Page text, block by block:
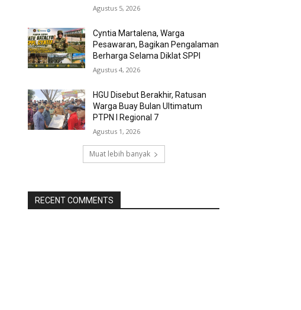
Agustus 5, 2026
Cyntia Martalena, Warga
Pesawaran, Bagikan Pengalaman
Berharga Selama Diklat SPPI
Agustus 4, 2026
HGU Disebut Berakhir, Ratusan
Warga Buay Bulan Ultimatum
PTPN I Regional 7
Agustus 1, 2026
Muat lebih banyak
RECENT COMMENTS